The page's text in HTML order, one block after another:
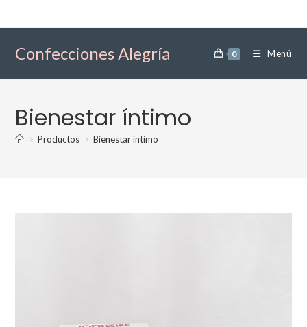
Confecciones Alegría 0 Menú
Bienestar íntimo
> Productos > Bienestar íntimo